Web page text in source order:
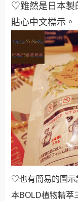
♡雖然是日本製
貼心中文標示 。
♡也有簡易的圖示
本BOLD植物精萃